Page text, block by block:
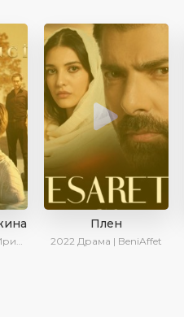
Плен
2022 Драма | BeniAffet